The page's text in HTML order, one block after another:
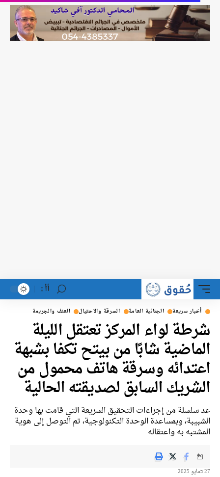
أأ
سريعة الجنائية العامة السرقة والاحتيال العنف والجريمة
لواء المركز تعتقل الليلة
شابًا من بيتح تكفا بشبهة
وسرقة هاتف محمول من
السابق لصديقته الحالية
من إجراءات التحقيق السريعة التي قامت بها وحدة
وبمساعدة الوحدة التكنولوجية، تم التوصل إلى هوية
به واعتقاله